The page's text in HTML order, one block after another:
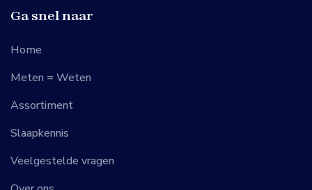
Ga snel naar
Home
Meten = Weten
Assortiment
Slaapkennis
Veelgestelde vragen